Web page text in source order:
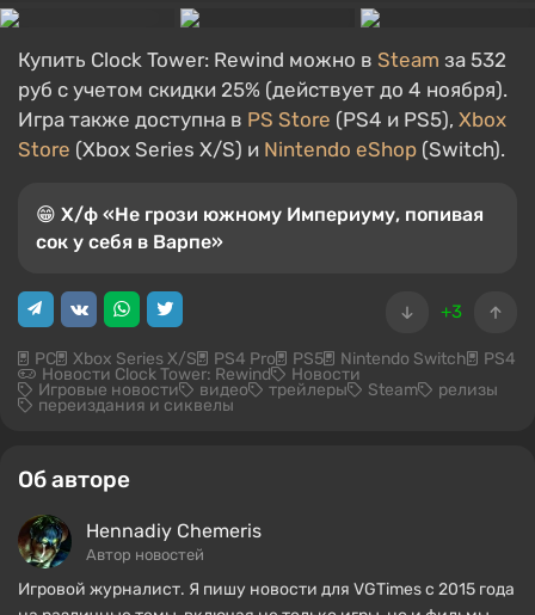
Купить Clock Tower: Rewind можно в Steam за 532
руб с учетом скидки 25% (действует до 4 ноября).
Игра также доступна в PS Store (PS4 и PS5), Xbox
Store (Xbox Series X/S) и Nintendo eShop (Switch).
😁 Х/ф «Не грози южному Империуму, попивая
сок у себя в Варпе»
+3
PC Xbox Series X/S PS4 Pro PS5 Nintendo Switch PS4
Новости Clock Tower: Rewind Новости
Игровые новости видео трейлеры Steam релизы
переиздания и сиквелы
Об авторе
Hennadiy Chemеris
Автор новостей
Игровой журналист. Я пишу новости для VGTimes с 2015 года